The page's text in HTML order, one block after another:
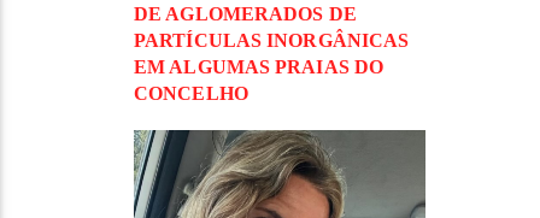
DE AGLOMERADOS DE
PARTÍCULAS INORGÂNICAS
EM ALGUMAS PRAIAS DO
CONCELHO